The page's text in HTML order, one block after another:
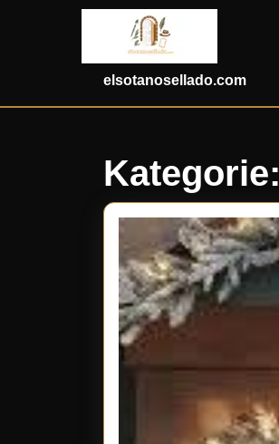
elsotanosellado.com
Kategorie: